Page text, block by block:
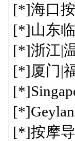
[*]海口
[*]山东
[*]浙江|
[*]厦门|
[*]按摩